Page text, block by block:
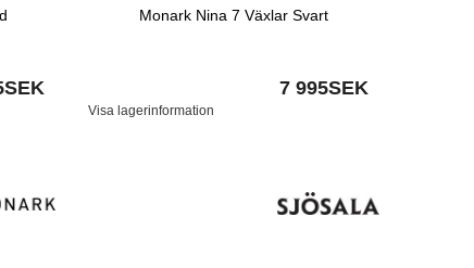
Monark Nina 7 Växlar Svart
7 995SEK
Visa lagerinformation